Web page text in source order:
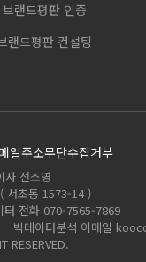
브랜드평판 인증
랜드평판 컨설팅
일주소무단수집거부
사 전소영
서초동 1573-14 )
전화 070-7565-7869
빅데이터분석 이메일
RESERVED.